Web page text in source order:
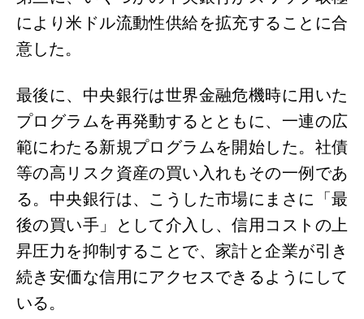
により米ドル流動性供給を拡充することに合
意した。
最後に、中央銀行は世界金融危機時に用いた
プログラムを再発動するとともに、一連の広
範にわたる新規プログラムを開始した。社債
等の高リスク資産の買い入れもその一例であ
る。中央銀行は、こうした市場にまさに「最
後の買い手」として介入し、信用コストの上
昇圧力を抑制することで、家計と企業が引き
続き安価な信用にアクセスできるようにして
いる。